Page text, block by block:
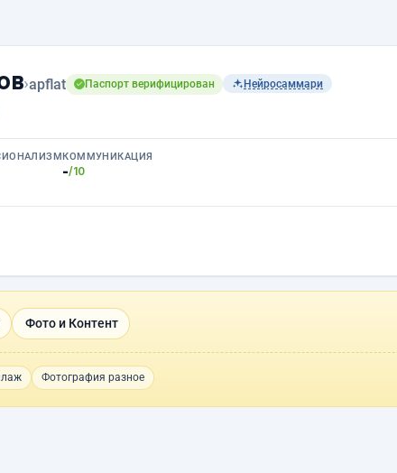
›apflat Паспорт верифицирован Нейросаммари
КОММУНИКАЦИЯ
-/10
Фото и Контент
Фотография разное